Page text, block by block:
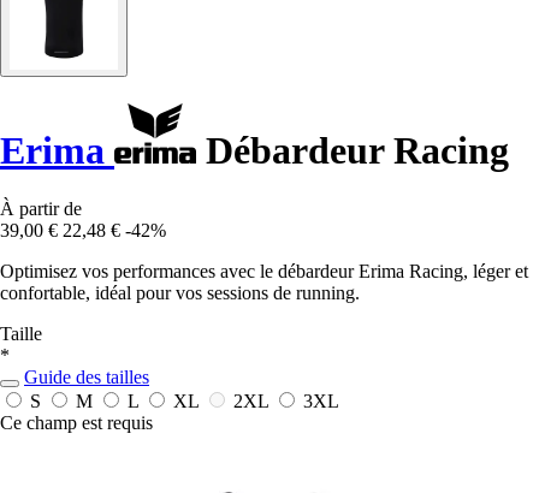
Erima Débardeur Racing
À partir de
39,00 € 22,48 € -42%
Optimisez vos performances avec le débardeur Erima Racing, léger et
confortable, idéal pour vos sessions de running.
Taille
*
Guide des tailles
S
M L XL 2XL
3XL
Ce champ est requis